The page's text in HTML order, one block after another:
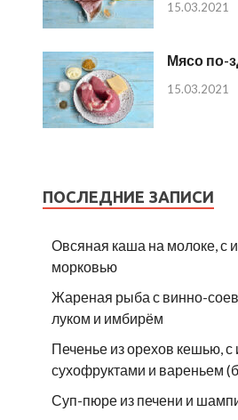
15.03.2021
Мясо по-
15.03.2021
ПОСЛЕДНИЕ ЗАПИСИ
Овсяная каша на молоке, с
морковью
Жареная рыба с винно-
луком и имбирём
Печенье из орехов кешью,
сухофруктами и вареньем
Суп-пюре из печени и